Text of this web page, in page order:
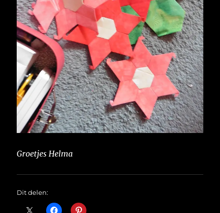
Groetjes Helma
Dit delen: